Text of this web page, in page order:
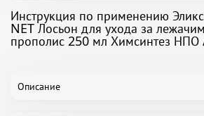
Инструкция по применению
NET Лосьон для ухода за
прополис 250 мл Химсинтез НПО
Описание